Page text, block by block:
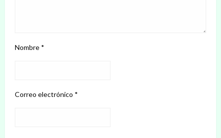
Nombre *
Correo electrónico *